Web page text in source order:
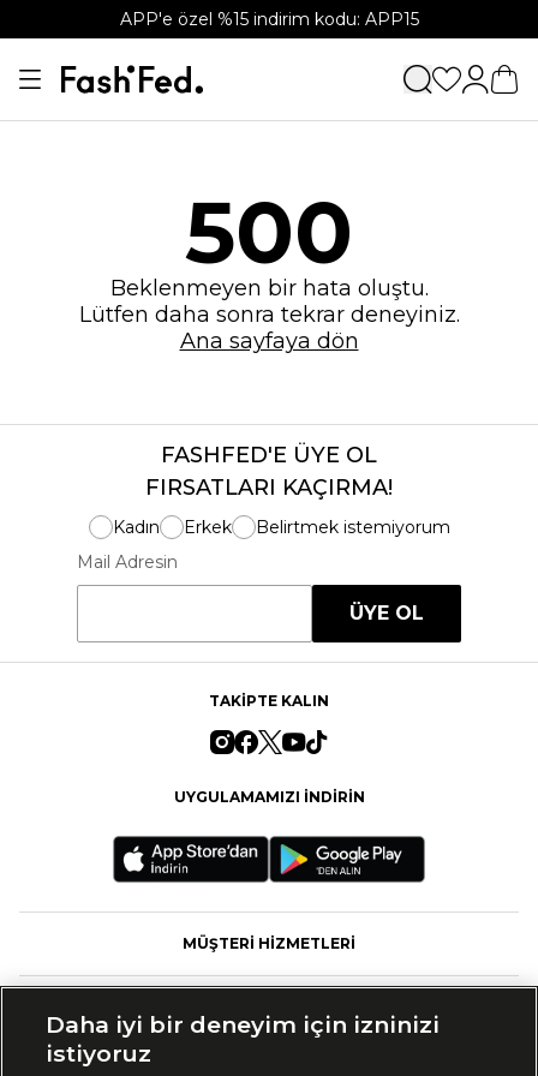
APP'e özel %15 indirim kodu: APP15
500
Beklenmeyen bir hata oluştu.
Lütfen daha sonra tekrar deneyiniz.
Ana sayfaya dön
FASHFED'E ÜYE OL
FIRSATLARI KAÇIRMA!
Kadın Erkek
Belirtmek istemiyorum
Mail Adresin
ÜYE OL
TAKİPTE KALIN
UYGULAMAMIZI İNDİRİN
MÜŞTERİ HİZMETLERİ
Daha iyi bir deneyim için izninizi
istiyoruz